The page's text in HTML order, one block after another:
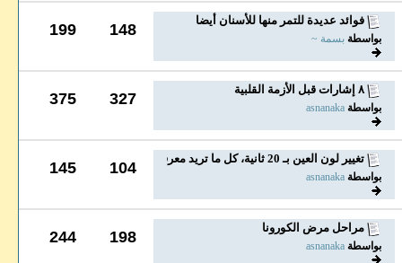
فوائد عديدة للتمر منها للأسنان أيضا
بواسطة بسمة ~ 148
199
٨ إشارات قبل الأزمة القلبية
بواسطة asnanaka
327
375
تغيير لون العين بـ 20 ثانية، كل ما تريد معرفته عن...
بواسطة asnanaka
104
145
مراحل مرض الكورونا
بواسطة asnanaka
198
244